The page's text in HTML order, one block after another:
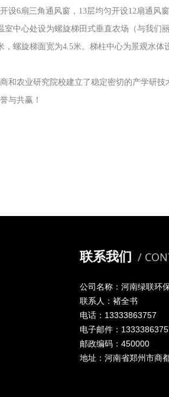
设6扇三角通风窗， 13层均匀开设12扇通风
室中心处设为螺旋梯田式垂直农场（与我们
，螺旋梯面宽为4.5米。梯柱中心为景观水体
和农业研究院校建立了稳定密切的产学研
与共赢！
联系我们 /
公司名称：河南绿联环
联系人：褚全书
电话：13333863757
电子邮件：
邮政编码：450000
地址：河南省郑州市商